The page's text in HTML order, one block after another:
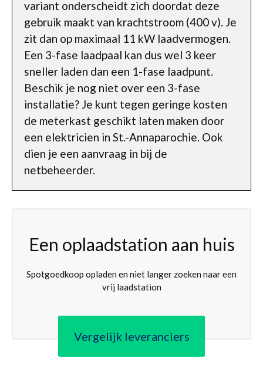
variant onderscheidt zich doordat deze
gebruik maakt van krachtstroom (400 v). Je
zit dan op maximaal 11 kW laadvermogen.
Een 3-fase laadpaal kan dus wel 3 keer
sneller laden dan een 1-fase laadpunt.
Beschik je nog niet over een 3-fase
installatie? Je kunt tegen geringe kosten
de meterkast geschikt laten maken door
een elektricien in St.-Annaparochie. Ook
dien je een aanvraag in bij de
netbeheerder.
Een oplaadstation aan huis
Spotgoedkoop opladen en niet langer zoeken naar een
vrij laadstation
Vergelijk leveranciers